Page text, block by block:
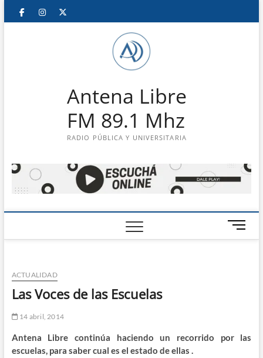
Saltar
FacebookInstagram
Antena Libre
FM 89.1 Mhz
RADIO PÚBLICA Y UNIVERSITARIA
B
o
n
ACTUALIDAD
Las Voces de las Escuelas
14 abril, 2014
Antena Libre continúa haciendo un recorrido por las
escuelas, para saber cual es el estado de ellas .